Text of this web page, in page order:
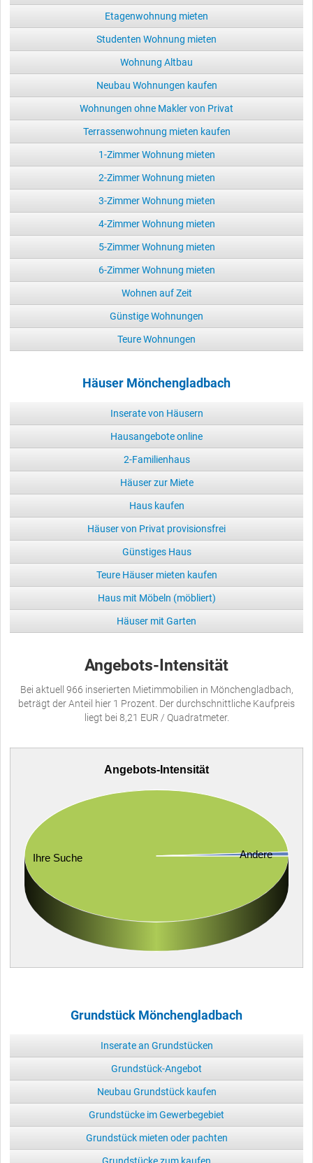
Etagenwohnung mieten
Studenten Wohnung mieten
Wohnung Altbau
Neubau Wohnungen kaufen
Wohnungen ohne Makler von Privat
Terrassenwohnung mieten kaufen
1-Zimmer Wohnung mieten
2-Zimmer Wohnung mieten
3-Zimmer Wohnung mieten
4-Zimmer Wohnung mieten
5-Zimmer Wohnung mieten
6-Zimmer Wohnung mieten
Wohnen auf Zeit
Günstige Wohnungen
Teure Wohnungen
Häuser Mönchengladbach
Inserate von Häusern
Hausangebote online
2-Familienhaus
Häuser zur Miete
Haus kaufen
Häuser von Privat provisionsfrei
Günstiges Haus
Teure Häuser mieten kaufen
Haus mit Möbeln (möbliert)
Häuser mit Garten
Angebots-Intensität
Bei aktuell 966 inserierten Mietimmobilien in Mönchengladbach,
beträgt der Anteil hier 1 Prozent. Der durchschnittliche Kaufpreis
liegt bei 8,21 EUR / Quadratmeter.
Angebots-Intensität
Ihre Suche Andere
Grundstück Mönchengladbach
Inserate an Grundstücken
Grundstück-Angebot
Neubau Grundstück kaufen
Grundstücke im Gewerbegebiet
Grundstück mieten oder pachten